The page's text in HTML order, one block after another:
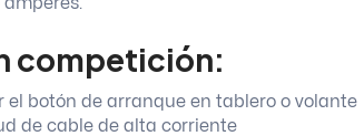
competición:
el botón de arranque en tablero o volante
de cable de alta corriente